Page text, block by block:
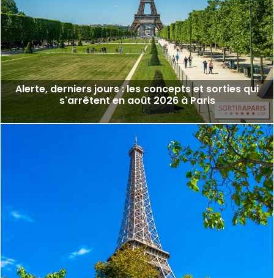
Alerte, derniers jours : les concepts et sorties qui
s'arrêtent en août 2026 à Paris